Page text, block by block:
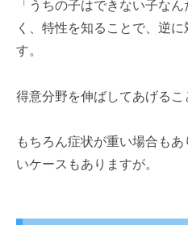
「うちの子はできない子な
く、特性を知ることで、逆
す。
得意分野を伸ばしてあげるこ
もちろん症状が重い場合も
いケースもありますが。